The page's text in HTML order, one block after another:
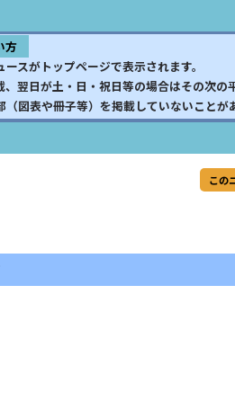
方
スがトップページで表示されます。
翌日が土・日・祝日等の場合はその次の
図表や冊子等）を掲載していないことが
この